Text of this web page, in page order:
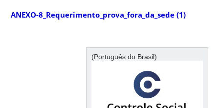
ANEXO-8_Requerimento_prova_fora_da_sede (1)
(Português do Brasil)